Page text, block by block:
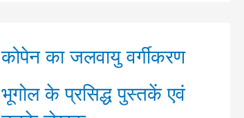
कोपेन का जलवायु वर्गीकरण
भूगोल के प्रसिद्ध पुस्तकें एवं